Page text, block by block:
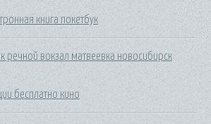
книга покетбук
речной вокзал матвеевка новосибирск
бесплатно кино